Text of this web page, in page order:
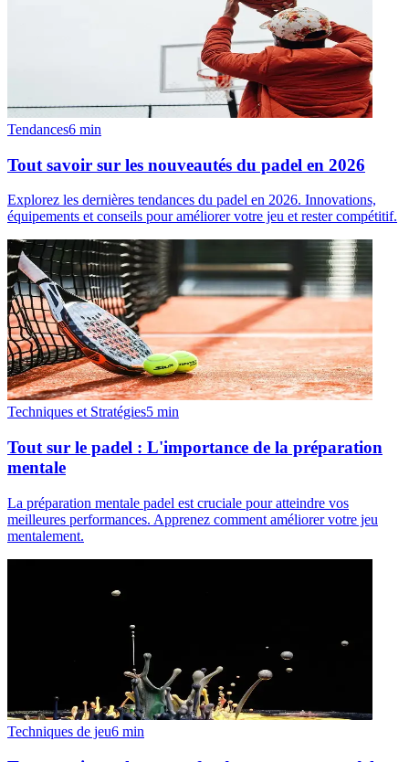
Tendances6 min
Tout savoir sur les nouveautés du padel en 2026
Explorez les dernières tendances du padel en 2026. Innovations,
équipements et conseils pour améliorer votre jeu et rester compétitif.
Techniques et Stratégies5 min
Tout sur le padel : L'importance de la préparation
mentale
La préparation mentale padel est cruciale pour atteindre vos
meilleures performances. Apprenez comment améliorer votre jeu
mentalement.
Techniques de jeu6 min